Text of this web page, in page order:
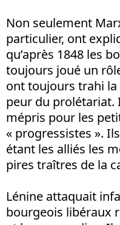
Non seulement
particulier, ont
qu’après 1848 les
toujours joué un
ont toujours trahi
peur du prolétariat.
mépris pour les
« progressistes ».
étant les alliés les
pires traîtres de la
Lénine attaquait
bourgeois libéraux